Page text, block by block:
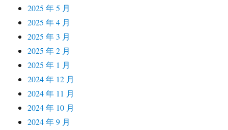
2025 年 5 月
2025 年 4 月
2025 年 3 月
2025 年 2 月
2025 年 1 月
2024 年 12 月
2024 年 11 月
2024 年 10 月
2024 年 9 月